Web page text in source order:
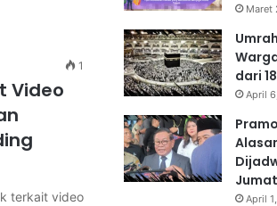
1
Video
terkait video
Maret
dari
April
April